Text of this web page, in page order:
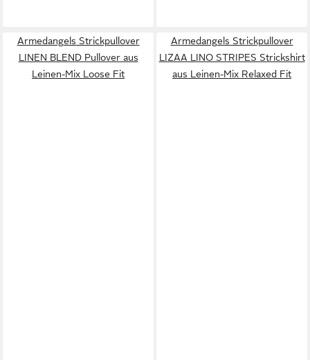
Armedangels Strickpullover
LINEN BLEND Pullover aus
Leinen-Mix Loose Fit
Armedangels Strickpullover
LIZAA LINO STRIPES Strickshirt
aus Leinen-Mix Relaxed Fit